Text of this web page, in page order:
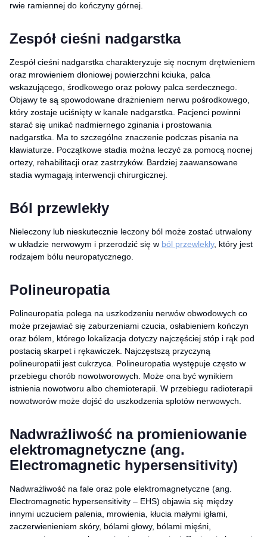
rwie ramiennej do kończyny górnej.
Zespół cieśni nadgarstka
Zespół cieśni nadgarstka charakteryzuje się nocnym drętwieniem
oraz mrowieniem dłoniowej powierzchni kciuka, palca
wskazującego, środkowego oraz połowy palca serdecznego.
Objawy te są spowodowane drażnieniem nerwu pośrodkowego,
który zostaje uciśnięty w kanale nadgarstka. Pacjenci powinni
starać się unikać nadmiernego zginania i prostowania
nadgarstka. Ma to szczególne znaczenie podczas pisania na
klawiaturze. Początkowe stadia można leczyć za pomocą nocnej
ortezy, rehabilitacji oraz zastrzyków. Bardziej zaawansowane
stadia wymagają interwencji chirurgicznej.
Ból przewlekły
Nieleczony lub nieskutecznie leczony ból może zostać utrwalony
w układzie nerwowym i przerodzić się w ból przewlekły, który jest
rodzajem bólu neuropatycznego.
Polineuropatia
Polineuropatia polega na uszkodzeniu nerwów obwodowych co
może przejawiać się zaburzeniami czucia, osłabieniem kończyn
oraz bólem, którego lokalizacja dotyczy najczęściej stóp i rąk pod
postacią skarpet i rękawiczek. Najczęstszą przyczyną
polineuropatii jest cukrzyca. Polineuropatia występuje często w
przebiegu chorób nowotworowych. Może ona być wynikiem
istnienia nowotworu albo chemioterapii. W przebiegu radioterapii
nowotworów może dojść do uszkodzenia splotów nerwowych.
Nadwrażliwość na promieniowanie
elektromagnetyczne (ang.
Electromagnetic hypersensitivity)
Nadwrażliwość na fale oraz pole elektromagnetyczne (ang.
Electromagnetic hypersensitivity – EHS) objawia się między
innymi uczuciem palenia, mrowienia, kłucia małymi igłami,
zaczerwienieniem skóry, bólami głowy, bólami mięśni,